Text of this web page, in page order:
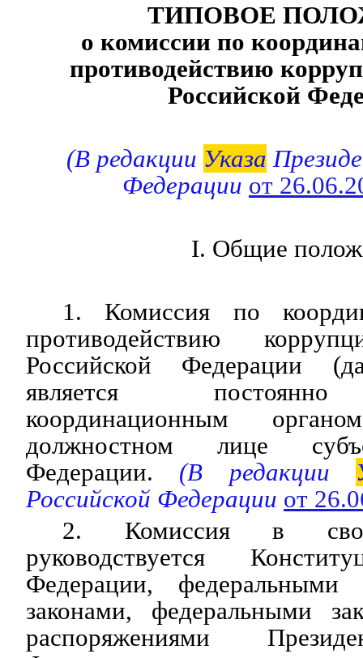
ТИПОВОЕ
о комиссии по
противодействию
Российской
(В редакции Указа
Федерации от
I. Общие
1. Комиссия по
противодействию
Российской Федерации
является
координационным
должностном лице
Федерации. (В редакции
Российской Федерации от
2. Комиссия в
руководствуется
Федерации, федеральными
законами, федеральными
распоряжениями